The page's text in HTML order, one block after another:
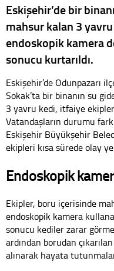
Eskişehir’de bir
mahsur kalan 3
endoskopik kamera
sonucu kurtarıldı.
Eskişehir’de Odunpazarı
Sokak’ta bir binanın su
3 yavru kedi, itfaiye
Vatandaşların durumu
Eskişehir Büyükşehir
ekipleri kısa sürede olay
Endoskopik
Ekipler, boru içerisinde
endoskopik kamera
sonucu kediler zarar
ardından borudan
alınarak hayata